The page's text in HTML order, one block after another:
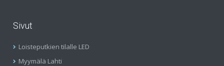
Sivut
Loisteputkien tilalle LED
Myymälä Lahti